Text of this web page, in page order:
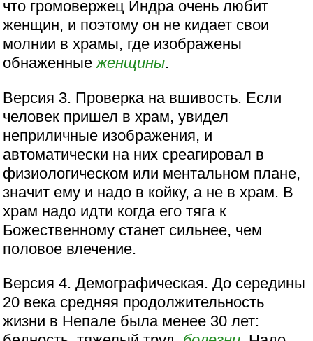
что громовержец Индра очень любит
женщин, и поэтому он не кидает свои
молнии в храмы, где изображены
обнаженныеженщины.
Версия 3. Проверка на вшивость. Если
человек пришел в храм, увидел
неприличные изображения, и
автоматически на них среагировал в
физиологическом или ментальном плане,
значит ему и надо в койку, а не в храм. В
храм надо идти когда его тяга к
Божественному станет сильнее, чем
половое влечение.
Версия 4. Демографическая. До середины
20 века средняя продолжительность
жизни в Непале была менее 30 лет: